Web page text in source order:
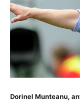
Dorinel Munteanu,